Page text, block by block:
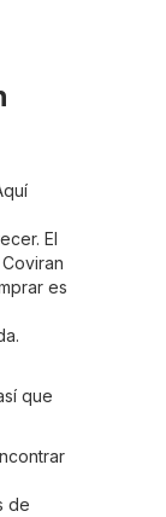
El
es
que
de